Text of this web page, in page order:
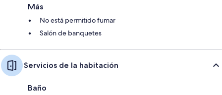
Más
No está permitido fumar
Salón de banquetes
Servicios de la habitación
Baño